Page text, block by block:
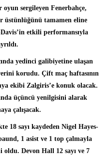
sergileyen Fenerbahçe,
üstünlüğünü tamamen eline
etkili performansıyla
yedinci galibiyetine ulaşan
korudu. Çift maç haftasının
ekibi Zalgiris’e konuk olacak.
üçüncü yenilgisini alarak
çalışacak.
18 sayı kaydeden Nigel Hayes-
1 asist ve 1 top çalmayla
Devon Hall 12 sayı ve 7